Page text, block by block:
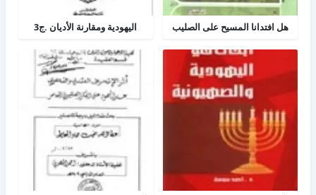
هل افتدانا المسيح على الصليب اليهودية ومقارنة الأديان .ج3